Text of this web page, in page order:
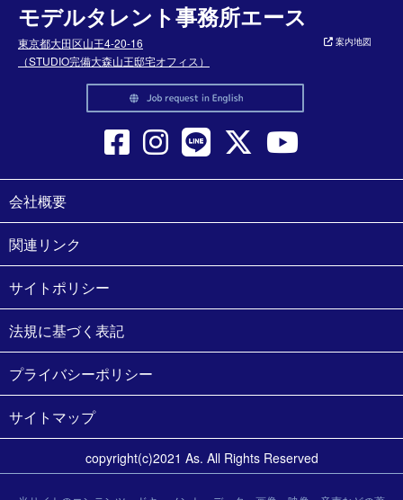
モデルタレント事務所エース
東京都大田区山王4-20-16
（STUDIO完備大森山王邸宅オフィス）
案内地図
会社概要
関連リンク
サイトポリシー
法規に基づく表記
プライバシーポリシー
サイトマップ
copyright(c)2021 As. All Rights Reserved